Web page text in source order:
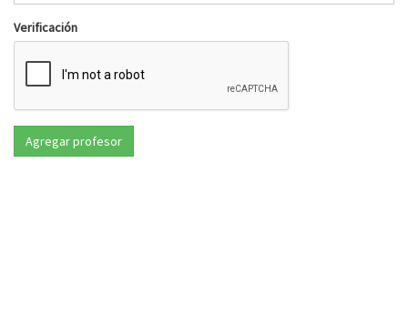
Verificación